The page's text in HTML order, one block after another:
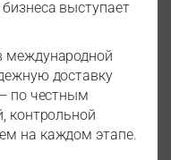
выступает
международной
доставку
по честным
контрольной
на каждом этапе.